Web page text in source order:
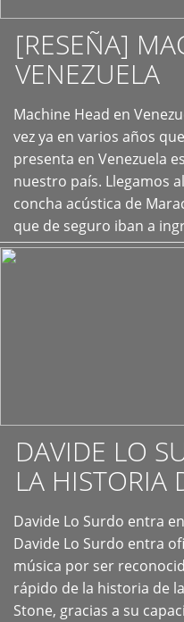
[RESEÑA]
VENEZUELA
Machine Head en
vez ya en varios años
presenta en Venezuela
nuestro país. Llegamos
concha acústica de
que de seguro iban a
DAVIDE LO
LA HISTORIA
Davide Lo Surdo entra
Davide Lo Surdo entra
música por ser
rápido de la historia de
Stone, gracias a su